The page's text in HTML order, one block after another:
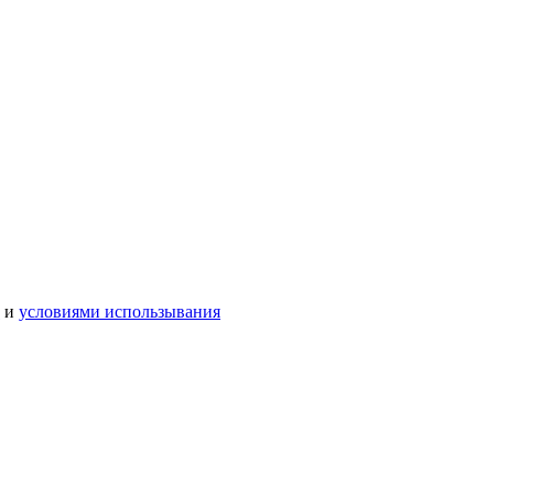
и условиями использывания